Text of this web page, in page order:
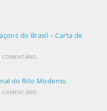
do Brasil – Carta de
COMENTÁRIO
do Rito Moderno
COMENTÁRIO